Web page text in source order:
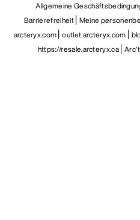
Allgemeine
Barrierefreiheit Meine
arcteryx.com outlet.arcteryx.com
https://resale.arcteryx.ca